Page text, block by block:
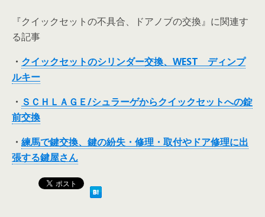
『クイックセットの不具合、ドアノブの交換』に関連す
る記事
・ クイックセットのシリンダー交換、WEST ディンプ
ルキー
・ ＳＣＨＬＡＧＥ/シュラーゲからクイックセットへの錠
前交換
・ 練馬で鍵交換、鍵の紛失・修理・取付やドア修理に出
張する鍵屋さん